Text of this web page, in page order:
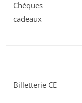
Chèques
cadeaux
Billetterie CE